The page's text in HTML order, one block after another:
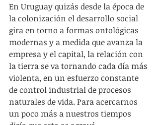
En Uruguay quizás desde la época de
la colonización el desarrollo social
gira en torno a formas ontológicas
modernas y a medida que avanza la
empresa y el capital, la relación con
la tierra se va tornando cada día más
violenta, en un esfuerzo constante
de control industrial de procesos
naturales de vida. Para acercarnos
un poco más a nuestros tiempos